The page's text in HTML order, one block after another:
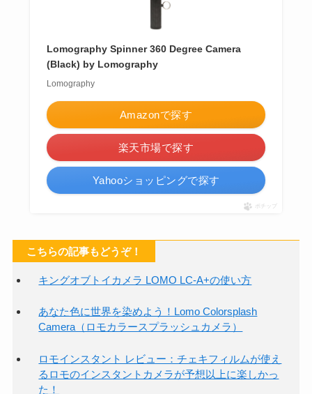
Lomography Spinner 360 Degree Camera
(Black) by Lomography
Lomography
Amazonで探す
楽天市場で探す
Yahooショッピングで探す
ポチップ
こちらの記事もどうぞ！
キングオブトイカメラ LOMO LC-A+の使い方
あなた色に世界を染めよう！Lomo Colorsplash
Camera（ロモカラースプラッシュカメラ）
ロモインスタント レビュー：チェキフィルムが使え
るロモのインスタントカメラが予想以上に楽しかっ
た！